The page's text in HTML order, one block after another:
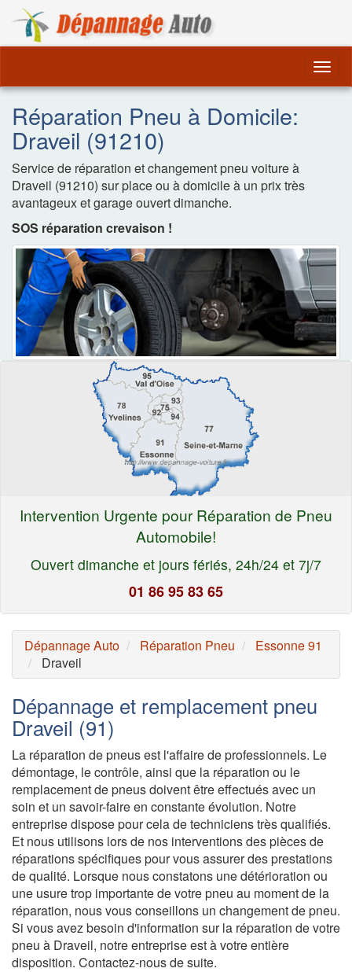
Réparation Pneu à Domicile:
Draveil (91210)
Service de réparation et changement pneu voiture à
Draveil (91210) sur place ou à domicile à un prix très
avantageux et garage ouvert dimanche.
SOS réparation crevaison !
Intervention Urgente pour Réparation de Pneu
Automobile!
Ouvert dimanche et jours fériés, 24h/24 et 7j/7
01 86 95 83 65
Dépannage Auto Réparation Pneu
Essonne 91
Draveil
Dépannage et remplacement pneu
Draveil (91)
La réparation de pneus est l'affaire de professionnels. Le
démontage, le contrôle, ainsi que la réparation ou le
remplacement de pneus doivent être effectués avec un
soin et un savoir-faire en constante évolution. Notre
entreprise dispose pour cela de techniciens très qualifiés.
Et nous utilisons lors de nos interventions des pièces de
réparations spécifiques pour vous assurer des prestations
de qualité. Lorsque nous constatons une détérioration ou
une usure trop importante de votre pneu au moment de la
réparation, nous vous conseillons un changement de pneu.
Si vous avez besoin d'information sur la réparation de votre
pneu à Draveil, notre entreprise est à votre entière
disposition. Contactez-nous de suite.